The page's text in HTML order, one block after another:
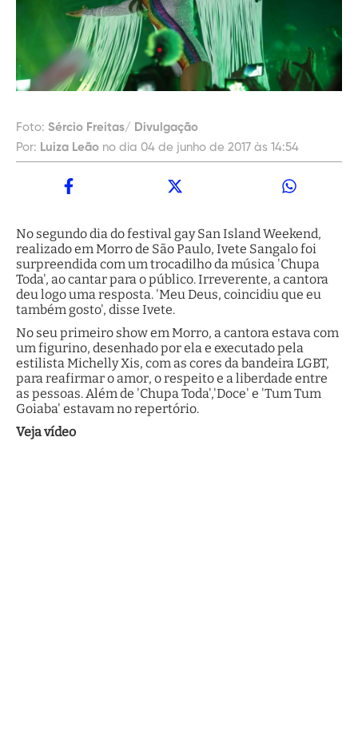
Foto: Sércio Freitas/ Divulgação
Por: Luiza Leão no dia 04 de junho de 2017 às 14:54
No segundo dia do festival gay San Island Weekend,
realizado em Morro de São Paulo, Ivete Sangalo foi
surpreendida com um trocadilho da música 'Chupa
Toda', ao cantar para o público. Irreverente, a cantora
deu logo uma resposta. 'Meu Deus, coincidiu que eu
também gosto', disse Ivete.
No seu primeiro show em Morro, a cantora estava com
um figurino, desenhado por ela e executado pela
estilista Michelly Xis, com as cores da bandeira LGBT,
para reafirmar o amor, o respeito e a liberdade entre
as pessoas. Além de 'Chupa Toda','Doce' e 'Tum Tum
Goiaba' estavam no repertório.
Veja vídeo